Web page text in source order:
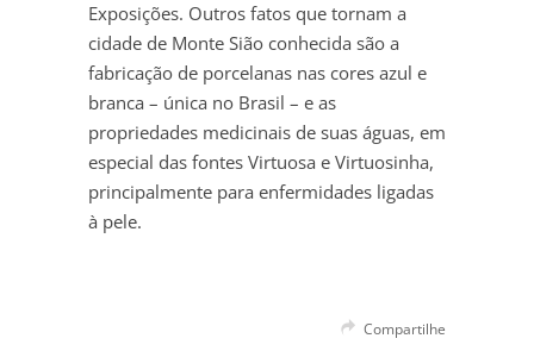
Exposições. Outros fatos que tornam a
cidade de Monte Sião conhecida são a
fabricação de porcelanas nas cores azul e
branca – única no Brasil – e as
propriedades medicinais de suas águas, em
especial das fontes Virtuosa e Virtuosinha,
principalmente para enfermidades ligadas
à pele.
Compartilhe